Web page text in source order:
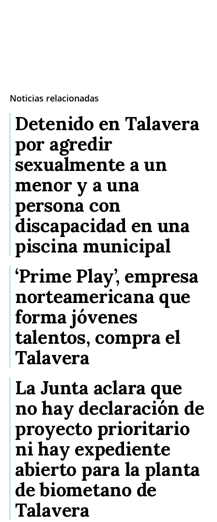
Noticias relacionadas
Detenido en Talavera
por agredir
sexualmente a un
menor y a una
persona con
discapacidad en una
piscina municipal
‘Prime Play’, empresa
norteamericana que
forma jóvenes
talentos, compra el
Talavera
La Junta aclara que
no hay declaración de
proyecto prioritario
ni hay expediente
abierto para la planta
de biometano de
Talavera